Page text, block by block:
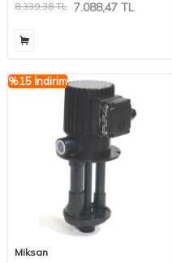
8.339,38TL 7.088,47 TL
%15 İndirim
Miksan